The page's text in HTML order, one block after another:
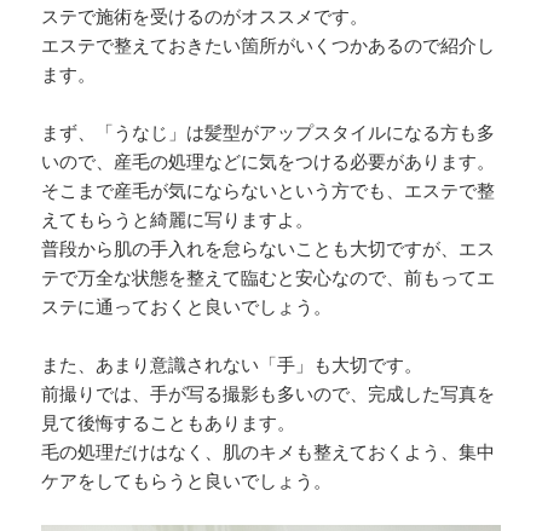
ステで施術を受けるのがオススメです。
エステで整えておきたい箇所がいくつかあるので紹介し
ます。
まず、「うなじ」は髪型がアップスタイルになる方も多
いので、産毛の処理などに気をつける必要があります。
そこまで産毛が気にならないという方でも、エステで整
えてもらうと綺麗に写りますよ。
普段から肌の手入れを怠らないことも大切ですが、エス
テで万全な状態を整えて臨むと安心なので、前もってエ
ステに通っておくと良いでしょう。
また、あまり意識されない「手」も大切です。
前撮りでは、手が写る撮影も多いので、完成した写真を
見て後悔することもあります。
毛の処理だけはなく、肌のキメも整えておくよう、集中
ケアをしてもらうと良いでしょう。